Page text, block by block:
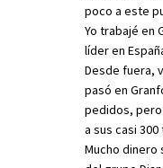
poco a este
Yo trabajé en
líder en
Desde fuera,
pasó en
pedidos,
a sus casi
Mucho dinero